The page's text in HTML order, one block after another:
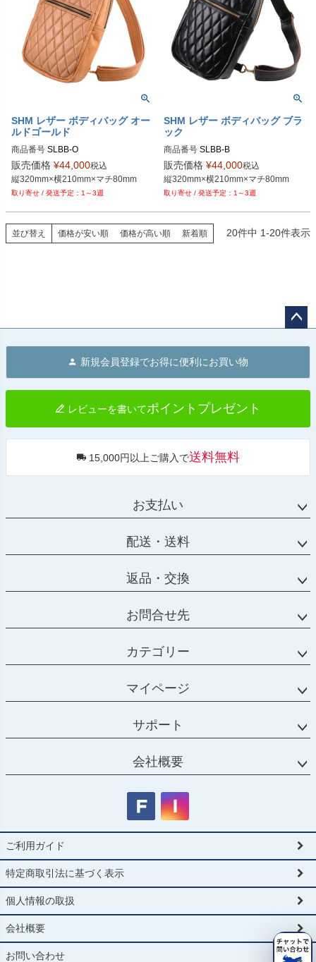
SHM レザー ボディバッグ オー
ルドゴールド
商品番号 SLBB-O
販売価格 ¥44,000税込
縦320mm×横210mm×マチ80mm
1～3週
SHM レザー ボディバッグ ブラ
ック
商品番号 SLBB-B
販売価格 ¥44,000税込
縦320mm×横210mm×マチ80mm
1～3週
並び替え 価格が安い順 価格が高い順 新着順 20件中 1-20件表示
へ
新規会員登録でお得に便利にお買い物
レビューを書いてポイントプレゼント
15,000円以上ご購入で送料無料
お支払い
配送・送料
返品・交換
お問合せ先
カテゴリー
マイページ
サポート
会社概要
ご利用ガイド
特定商取引法に基づく表示
個人情報の取扱
会社概要
お問い合わせ